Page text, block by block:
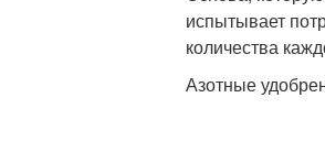
испытывает
количества
Азотные